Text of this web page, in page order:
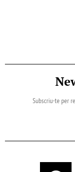
Subscriu-te per